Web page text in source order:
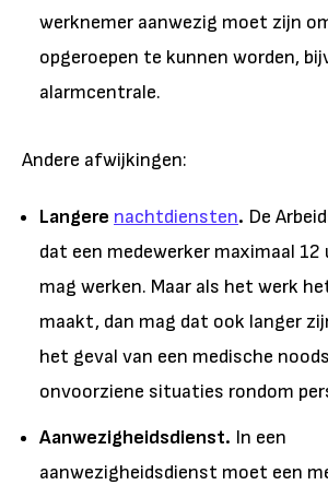
werknemer aanwezig moet zijn
opgeroepen te kunnen worden,
alarmcentrale.
Andere afwijkingen:
Langere nachtdiensten. De
dat een medewerker maximaal 12
mag werken. Maar als het werk
maakt, dan mag dat ook langer
het geval van een medische
onvoorziene situaties rondom
Aanwezigheidsdienst. In een
aanwezigheidsdienst moet een